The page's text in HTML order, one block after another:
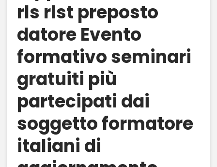
rls rlst preposto
datore Evento
formativo seminari
gratuiti più
partecipati dai
soggetto formatore
italiani di